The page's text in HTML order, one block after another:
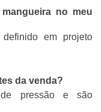
no meu
em projeto
da venda?
pressão e são